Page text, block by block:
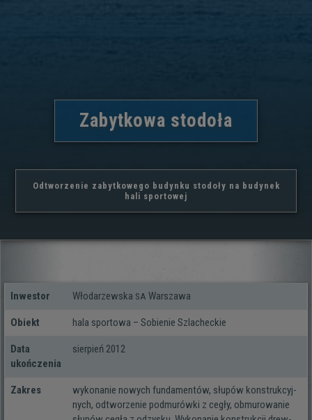
Zabytkowa stodoła
Odtworzenie zabytkowego budynku stodoły na budynek
hali sportowej
Inwestor Włodarzewska SA Warszawa
Obiekt hala spor­towa – Sobienie Szlacheckie
Data
ukończenia
sier­pień 2012
Zakres
wyko­na­nie nowych fun­da­men­tów, słu­pów kon­struk­cyj­
nych, odtwo­rze­nie pod­mu­rówki z cegły, obmu­ro­wa­nie